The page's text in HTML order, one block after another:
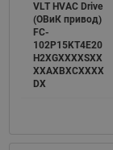
VLT HVAC Drive
(ОВиК привод)
FC-
102P15KT4E20
H2XGXXXXSXX
XXAXBXCXXXX
DX